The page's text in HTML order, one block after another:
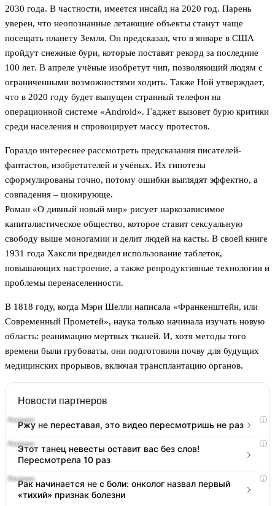
2030 года. В частности, имеется инсайд на 2020 год. Парень
уверен, что неопознанные летающие объекты станут чаще
посещать планету Земля. Он предсказал, что в январе в США
пройдут снежные бури, которые поставят рекорд за последние
100 лет. В апреле учёные изобретут чип, позволяющий людям с
ограниченными возможностями ходить. Также Ной утверждает,
что в 2020 году будет выпущен странный телефон на
операционной системе «Android». Гаджет вызовет бурю критики
среди населения и спровоцирует массу протестов.
Гораздо интереснее рассмотреть предсказания писателей-
фантастов, изобретателей и учёных. Их гипотезы
сформулированы точно, потому ошибки выглядят эффектно, а
совпадения – шокирующе.
Роман «О дивный новый мир» рисует наркозависимое
капиталистическое общество, которое ставит сексуальную
свободу выше моногамии и делит людей на касты. В своей книге
1931 года Хаксли предвидел использование таблеток,
повышающих настроение, а также репродуктивные технологии и
проблемы перенаселенности.
В 1818 году, когда Мэри Шелли написала «Франкенштейн, или
Современный Прометей», наука только начинала изучать новую
область: реанимацию мертвых тканей. И, хотя методы того
времени были грубоваты, они подготовили почву для будущих
медицинских прорывов, включая трансплантацию органов.
Новости партнеров
i
Ржу не переставая, это видео пересмотришь не раз
i
Этот танец невесты оставит вас без слов!
Пересмотрела 10 раз
i
Рак начинается не с боли: онколог назвал первый
«тихий» признак болезни